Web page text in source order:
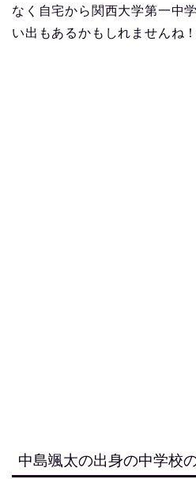
なく自宅から関西大学第一中
い出もあるかもしれませんね！
中島颯太の出身の中学校